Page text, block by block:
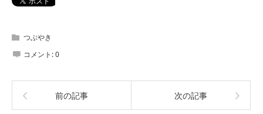
つぶやき
コメント:0
前の記事 次の記事